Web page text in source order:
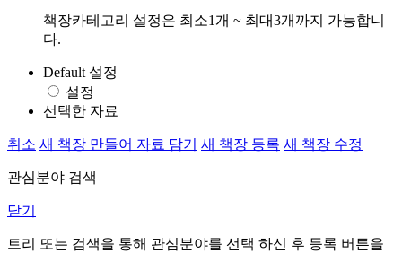
책장카테고리 설정은 최소1개 ~ 최대3개까지 가능합니
다.
Default 설정
설정
선택한 자료
취소 새 책장 만들어 자료 담기 새 책장 등록 새 책장 수정
관심분야 검색
닫기
트리 또는 검색을 통해 관심분야를 선택 하신 후 등록 버튼을